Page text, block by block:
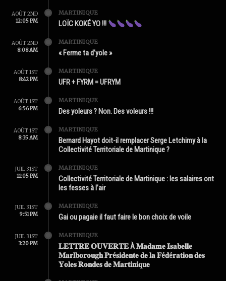
AOÛT 2ND
12:05 PM
MARTINIQUE
LOÏC KOKÉ YO !!!
AOÛT 2ND
8:08 AM
MARTINIQUE
« Ferme ta d’yole »
AOÛT 1ST
8:42 PM
MARTINIQUE
UFR + FYRM = UFRYM
AOÛT 1ST
6:56 PM
MARTINIQUE
Des yoleurs ? Non. Des voleurs !!!
AOÛT 1ST
8:35 AM
MARTINIQUE
Bernard Hayot doit-il remplacer Serge Letchimy à la
Collectivité Territoriale de Martinique ?
JUIL 31ST
11:05 PM
MARTINIQUE
Collectivité Territoriale de Martinique : les salaires ont
les fesses à l’air
JUIL 31ST
9:51 PM
MARTINIQUE
Gai ou pagaie il faut faire le bon choix de voile
JUIL 31ST
3:20 PM
MARTINIQUE
𝐋𝐄𝐓𝐓𝐑𝐄 𝐎𝐔𝐕𝐄𝐑𝐓𝐄 À 𝐌𝐚𝐝𝐚𝐦𝐞 𝐈𝐬𝐚𝐛𝐞𝐥𝐥𝐞
𝐌𝐚𝐫𝐥𝐛𝐨𝐫𝐨𝐮𝐠𝐡 𝐏𝐫é𝐬𝐢𝐝𝐞𝐧𝐭𝐞 𝐝𝐞 𝐥𝐚 𝐅é𝐝é𝐫𝐚𝐭𝐢𝐨𝐧 𝐝𝐞𝐬
𝐘𝐨𝐥𝐞𝐬 𝐑𝐨𝐧𝐝𝐞𝐬 𝐝𝐞 𝐌𝐚𝐫𝐭𝐢𝐧𝐢𝐪𝐮𝐞